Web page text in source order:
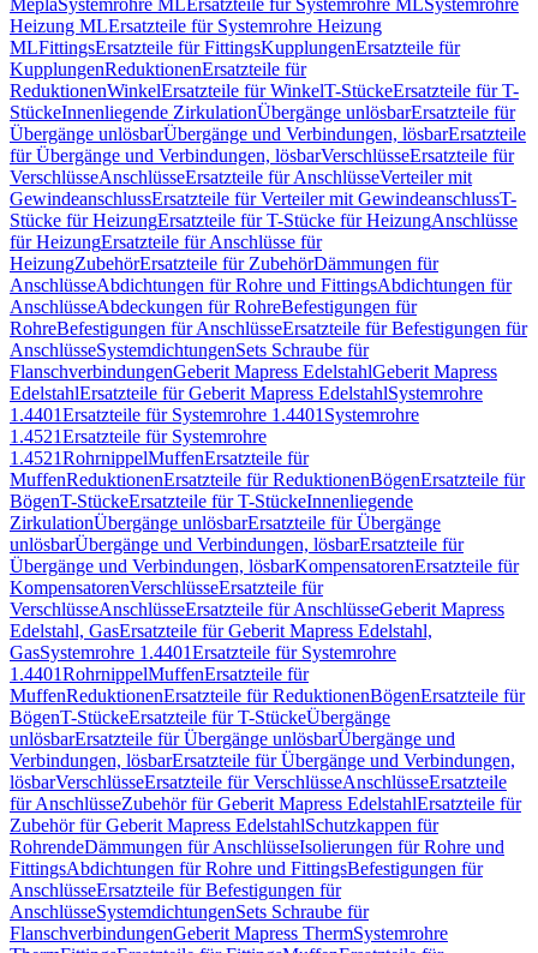
MeplaSystemrohre MLErsatzteile für Systemrohre MLSystemrohre
Heizung MLErsatzteile für Systemrohre Heizung
MLFittingsErsatzteile für FittingsKupplungenErsatzteile für
KupplungenReduktionenErsatzteile für
ReduktionenWinkelErsatzteile für WinkelT-StückeErsatzteile für T-
StückeInnenliegende ZirkulationÜbergänge unlösbarErsatzteile für
Übergänge unlösbarÜbergänge und Verbindungen, lösbarErsatzteile
für Übergänge und Verbindungen, lösbarVerschlüsseErsatzteile für
VerschlüsseAnschlüsseErsatzteile für AnschlüsseVerteiler mit
GewindeanschlussErsatzteile für Verteiler mit GewindeanschlussT-
Stücke für HeizungErsatzteile für T-Stücke für HeizungAnschlüsse
für HeizungErsatzteile für Anschlüsse für
HeizungZubehörErsatzteile für ZubehörDämmungen für
AnschlüsseAbdichtungen für Rohre und FittingsAbdichtungen für
AnschlüsseAbdeckungen für RohreBefestigungen für
RohreBefestigungen für AnschlüsseErsatzteile für Befestigungen für
AnschlüsseSystemdichtungenSets Schraube für
FlanschverbindungenGeberit Mapress EdelstahlGeberit Mapress
EdelstahlErsatzteile für Geberit Mapress EdelstahlSystemrohre
1.4401Ersatzteile für Systemrohre 1.4401 Systemrohre
1.4521Ersatzteile für Systemrohre
1.4521RohrnippelMuffenErsatzteile für
MuffenReduktionenErsatzteile für ReduktionenBögenErsatzteile für
BögenT-StückeErsatzteile für T-StückeInnenliegende
ZirkulationÜbergänge unlösbarErsatzteile für Übergänge
unlösbarÜbergänge und Verbindungen, lösbarErsatzteile für
Übergänge und Verbindungen, lösbarKompensatorenErsatzteile für
KompensatorenVerschlüsseErsatzteile für
VerschlüsseAnschlüsseErsatzteile für AnschlüsseGeberit Mapress
Edelstahl, GasErsatzteile für Geberit Mapress Edelstahl,
GasSystemrohre 1.4401Ersatzteile für Systemrohre
1.4401RohrnippelMuffenErsatzteile für
MuffenReduktionenErsatzteile für ReduktionenBögenErsatzteile für
BögenT-StückeErsatzteile für T-StückeÜbergänge
unlösbarErsatzteile für Übergänge unlösbarÜbergänge und
Verbindungen, lösbarErsatzteile für Übergänge und Verbindungen,
lösbarVerschlüsseErsatzteile für VerschlüsseAnschlüsseErsatzteile
für AnschlüsseZubehör für Geberit Mapress EdelstahlErsatzteile für
Zubehör für Geberit Mapress EdelstahlSchutzkappen für
RohrendeDämmungen für AnschlüsseIsolierungen für Rohre und
FittingsAbdichtungen für Rohre und FittingsBefestigungen für
AnschlüsseErsatzteile für Befestigungen für
AnschlüsseSystemdichtungenSets Schraube für
FlanschverbindungenGeberit Mapress ThermSystemrohre